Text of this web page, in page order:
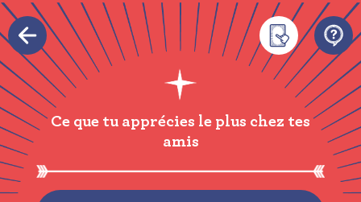
Ce que tu apprécies le plus chez tes
amis